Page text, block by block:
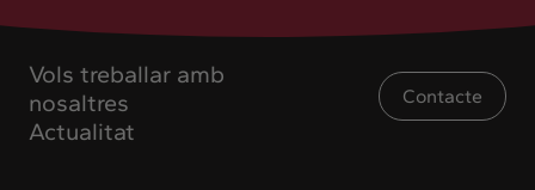
Vols treballar amb
nosaltres
Actualitat
Contacte